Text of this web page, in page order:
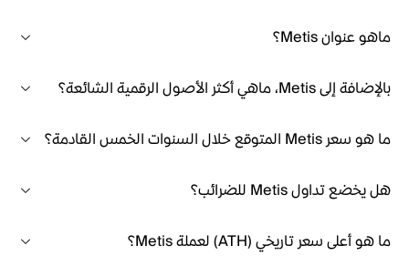
ماهو عنوان Metis؟
بالإضافة إلى Metis، ماهي أكثر الأصول الرقمية الشائعة؟
ما هو سعر Metis المتوقع خلال السنوات الخمس القادمة؟
هل يخضع تداول Metis للضرائب؟
ما هو أعلى سعر تاريخي (ATH) لعملة Metis؟